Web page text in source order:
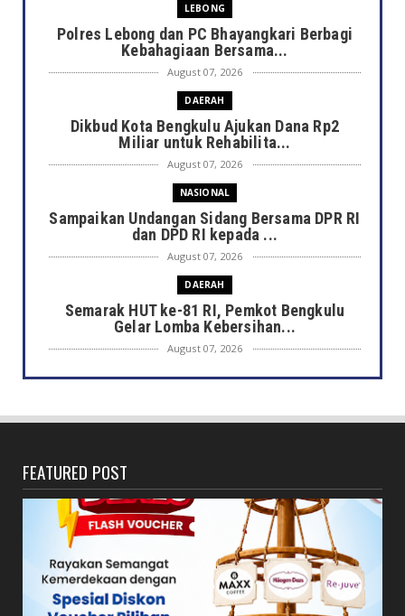
LEBONG
Polres Lebong dan PC Bhayangkari Berbagi
Kebahagiaan Bersama...
August 07, 2026
DAERAH
Dikbud Kota Bengkulu Ajukan Dana Rp2
Miliar untuk Rehabilita...
August 07, 2026
NASIONAL
Sampaikan Undangan Sidang Bersama DPR RI
dan DPD RI kepada ...
August 07, 2026
DAERAH
Semarak HUT ke-81 RI, Pemkot Bengkulu
Gelar Lomba Kebersihan...
August 07, 2026
DAERAH
Jangan Pasang Bende...
Bersama Forkopimda, Walikota – Wawali
Bagikan 5.000 Bendera ...
August 07, 2026
JELAJAH
Saat Amal Masjid Keliru, Nasib Negeri
Mengharu-biru
FEATURED POST